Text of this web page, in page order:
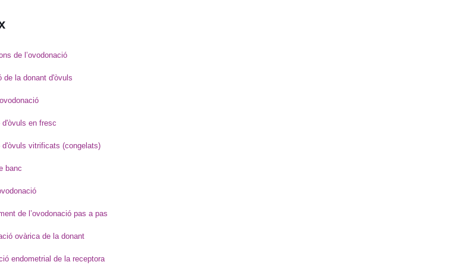
de l’ovodonació
de la donant d'òvuls
d'òvuls en fresc
d'òvuls vitrificats (congelats)
banc
de l’ovodonació pas a pas
ovàrica de la donant
endometrial de la receptora